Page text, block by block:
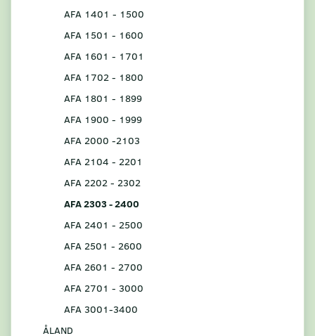
AFA 1401 - 1500
AFA 1501 - 1600
AFA 1601 - 1701
AFA 1702 - 1800
AFA 1801 - 1899
AFA 1900 - 1999
AFA 2000 -2103
AFA 2104 - 2201
AFA 2202 - 2302
AFA 2303 - 2400
AFA 2401 - 2500
AFA 2501 - 2600
AFA 2601 - 2700
AFA 2701 - 3000
AFA 3001-3400
ÅLAND